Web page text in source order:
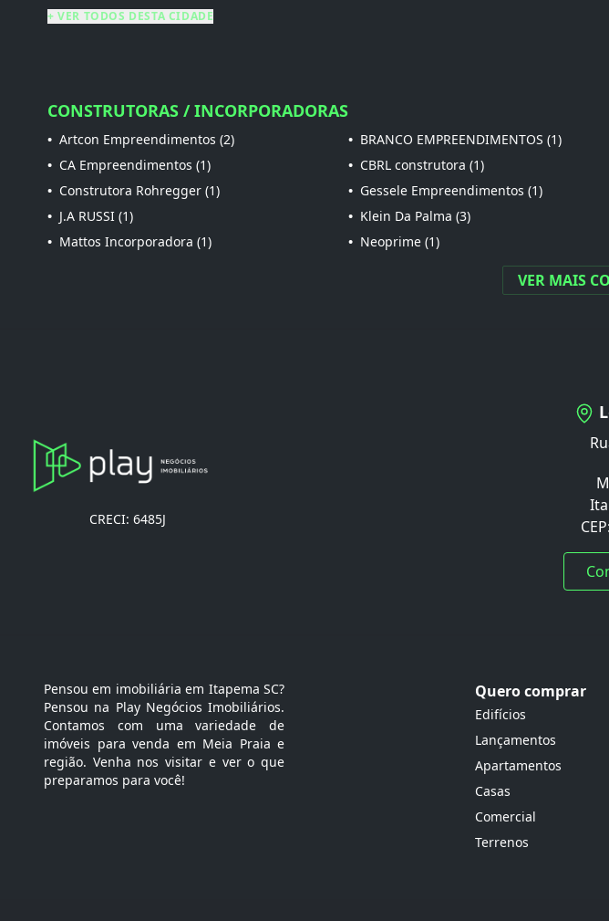
+ VER TODOS DESTA CIDADE
CONSTRUTORAS / INCORPORADORAS
• Artcon Empreendimentos (2) • BRANCO EMPREENDIMENTOS (1)
• CA Empreendimentos (1) • CBRL construtora (1)
• Construtora Rohregger (1) • Gessele Empreendimentos (1)
• J.A RUSSI (1) • Klein Da Palma (3)
• Mattos Incorporadora (1) • Neoprime (1)
VER MAIS
CRECI: 6485J
Pensou em imobiliária em Itapema SC?
Pensou na Play Negócios Imobiliários.
Contamos com uma variedade de
imóveis para venda em Meia Praia e
região. Venha nos visitar e ver o que
preparamos para você!
Quero comprar
Edifícios
Lançamentos
Apartamentos
Casas
Comercial
Terrenos